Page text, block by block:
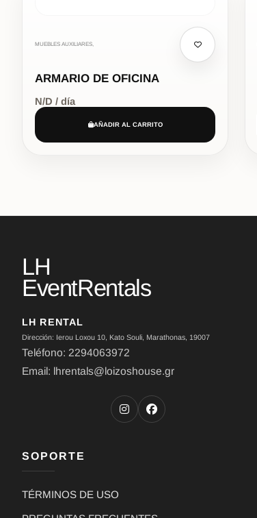
MUEBLES AUXILIARES,
ARMARIO DE OFICINA
N/D / día
AÑADIR AL CARRITO
LH
EventRentals
LH RENTAL
Dirección: Ierou Loxou 10, Kato Souli, Marathonas, 19007
Teléfono: 2294063972
Email: lhrentals@loizoshouse.gr
SOPORTE
TÉRMINOS DE USO